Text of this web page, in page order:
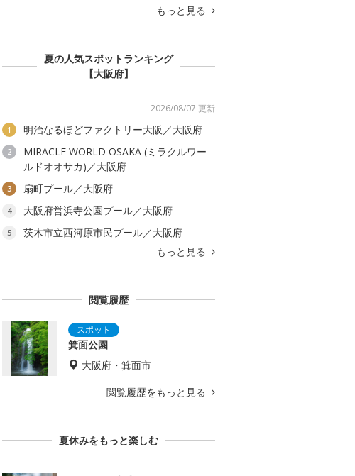
もっと見る
夏の人気スポットランキング
【大阪府】
2026/08/07 更新
1 明治なるほどファクトリー大阪／大阪府
2
MIRACLE WORLD OSAKA (ミラクルワー
ルドオオサカ)／大阪府
3 扇町プール／大阪府
4 大阪府営浜寺公園プール／大阪府
5
茨木市立西河原市民プール／大阪府
もっと見る
閲覧履歴
箕面公園
大阪府・箕面市
閲覧履歴をもっと見る
夏休みをもっと楽しむ